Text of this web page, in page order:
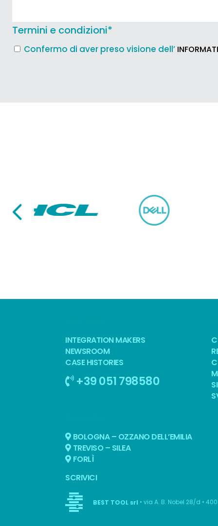
Termini e condizioni*
Confermo di aver preso visione dell’
INTEGRATION MAKERS
NEWSROOM
CASE HISTORIES
+39 051 798580
BOLOGNA – OZZANO DELL’EMILIA
TREVISO – SILEA
FORLÌ
SCRIVICI
BEST TOOL srl • via A. B. Nobel 28/d •